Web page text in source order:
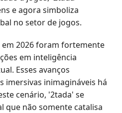
e agora simboliza
no setor de jogos.
em 2026 foram fortemente
em inteligência
Esses avanços
imersivas inimagináveis há
cenário, '2tada' se
que não somente catalisa